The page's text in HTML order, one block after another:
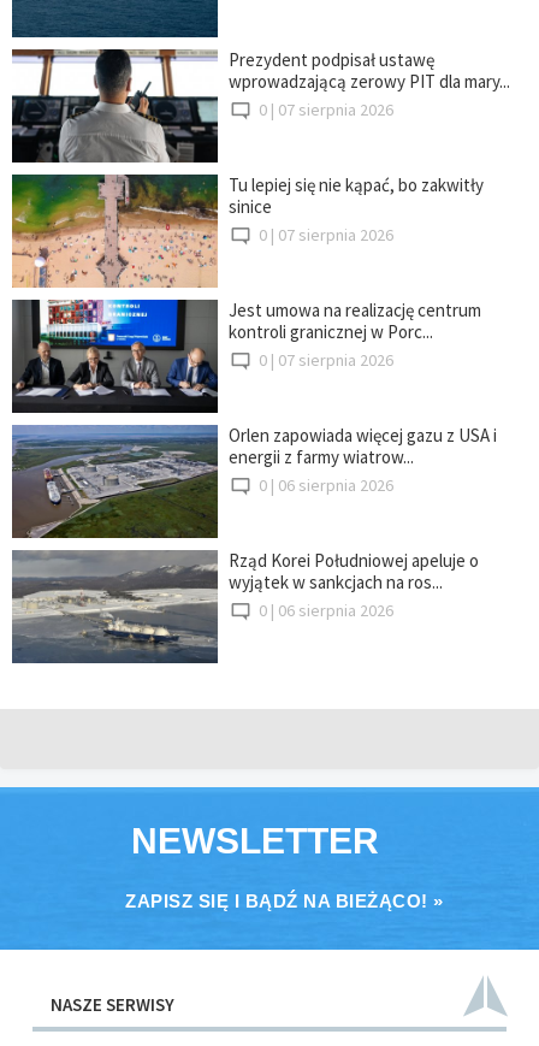
Prezydent podpisał ustawę
wprowadzającą zerowy PIT dla mary...
0 | 07 sierpnia 2026
Tu lepiej się nie kąpać, bo zakwitły
sinice
0 | 07 sierpnia 2026
Jest umowa na realizację centrum
kontroli granicznej w Porc...
0 | 07 sierpnia 2026
Orlen zapowiada więcej gazu z USA i
energii z farmy wiatrow...
0 | 06 sierpnia 2026
Rząd Korei Południowej apeluje o
wyjątek w sankcjach na ros...
0 | 06 sierpnia 2026
NEWSLETTER
ZAPISZ SIĘ I BĄDŹ NA BIEŻĄCO! »
NASZE SERWISY